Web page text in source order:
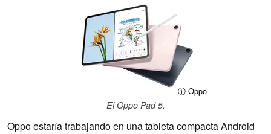
ⓘ Oppo
El Oppo Pad 5.
Oppo estaría trabajando en una tableta compacta Android